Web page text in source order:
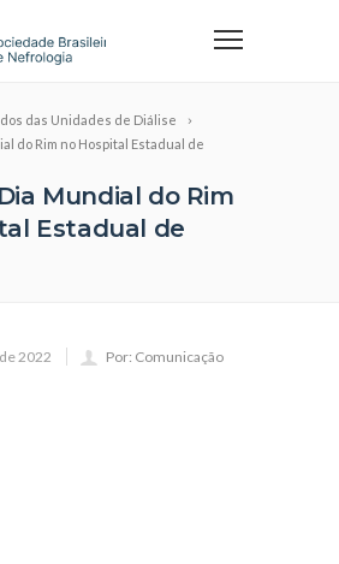
das Unidades de Diálise
do Rim no Hospital Estadual de
Mundial do Rim
Estadual de
2022
Por: Comunicação